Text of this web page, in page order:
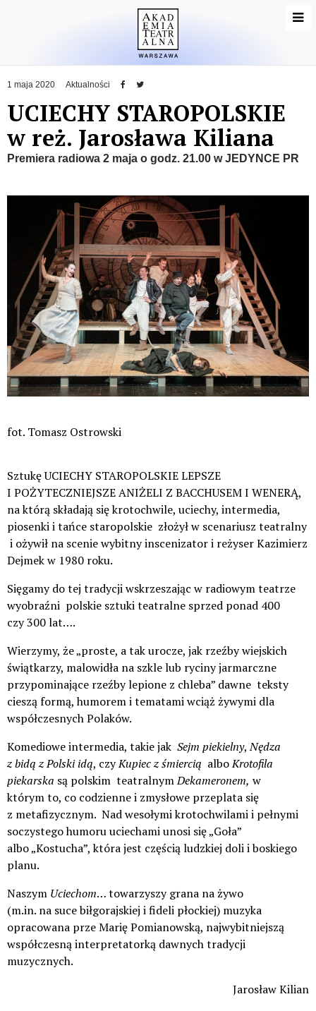
1 maja 2020 Aktualności
UCIECHY STAROPOLSKIE
w reż. Jarosława Kiliana
Premiera radiowa 2 maja o godz. 21.00 w JEDYNCE PR
fot. Tomasz Ostrowski
Sztukę UCIECHY STAROPOLSKIE LEPSZE
I POŻYTECZNIEJSZE ANIŻELI Z BACCHUSEM I WENERĄ,
na którą składają się krotochwile, uciechy, intermedia,
piosenki i tańce staropolskie złożył w scenariusz teatralny
i ożywił na scenie wybitny inscenizator i reżyser Kazimierz
Dejmek w 1980 roku.
Sięgamy do tej tradycji wskrzeszając w radiowym teatrze
wyobraźni polskie sztuki teatralne sprzed ponad 400
czy 300 lat….
Wierzymy, że „proste, a tak urocze, jak rzeźby wiejskich
świątkarzy, malowidła na szkle lub ryciny jarmarczne
przypominające rzeźby lepione z chleba” dawne teksty
cieszą formą, humorem i tematami wciąż żywymi dla
współczesnych Polaków.
Komediowe intermedia, takie jak Sejm piekielny,Nędza
z bidą z Polski idą, czyKupiec z śmiercią alboKrotofila
piekarska są polskim teatralnymDekameronem, w
którym to, co codzienne i zmysłowe przeplata się
z metafizycznym. Nad wesołymi krotochwilami i pełnymi
soczystego humoru uciechami unosi się „Goła”
albo „Kostucha”, która jest częścią ludzkiej doli i boskiego
planu.
Naszym Uciechom… towarzyszy grana na żywo
(m.in. na suce biłgorajskiej i fideli płockiej) muzyka
opracowana prze Marię Pomianowską, najwybitniejszą
współczesną interpretatorką dawnych tradycji
muzycznych.
Jarosław Kilian